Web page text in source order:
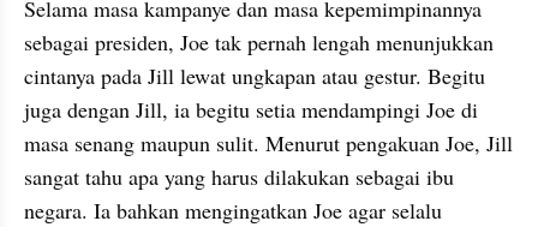
Selama masa kampanye dan masa kepemimpinannya
sebagai presiden, Joe tak pernah lengah menunjukkan
cintanya pada Jill lewat ungkapan atau gestur. Begitu
juga dengan Jill, ia begitu setia mendampingi Joe di
masa senang maupun sulit. Menurut pengakuan Joe, Jill
sangat tahu apa yang harus dilakukan sebagai ibu
negara. Ia bahkan mengingatkan Joe agar selalu